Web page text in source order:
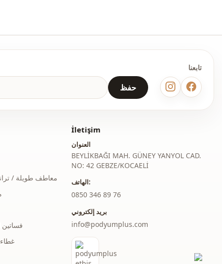
ذو حزام
يومي
دعوة
حفظ
تابعنا
معاطف طويلة /
فساتين
İletişim
العنوان
BEYLİKBAĞI MAH. GÜNEY YANYOL CAD.
NO: 42 GEBZE/KOCAELİ
الهاتف:
‎0850 346 89 76
بريد إلكتروني
info@podyumplus.com